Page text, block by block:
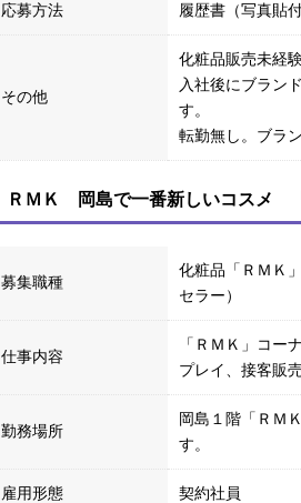
応募方法 履歴書（写真貼
その他
化粧品販売未経
入社後にブラン
す。
転勤無し。ブラ
ＲＭＫ 岡島で一番新しいコスメ
募集職種
化粧品「ＲＭＫ
セラー）
仕事内容
「ＲＭＫ」コー
プレイ、接客販
勤務場所
岡島１階「ＲＭ
す。
雇用形態 契約社員